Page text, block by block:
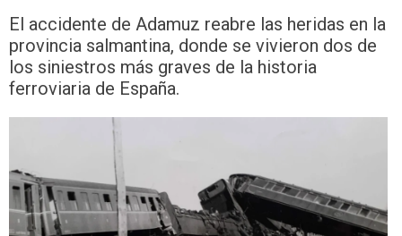
El accidente de Adamuz reabre las heridas en la
provincia salmantina, donde se vivieron dos de
los siniestros más graves de la historia
ferroviaria de España.